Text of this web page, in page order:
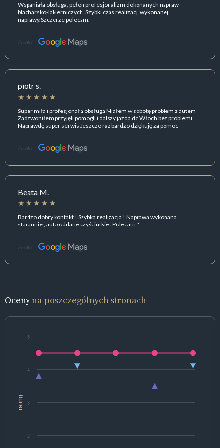
Wspaniała obsługa, pełen profesjonalizm dokonanych napraw
blacharsko-lakierniczych. Szybki czas realizacji wykonanej
naprawy.Szczerze polecam.
Źródło:
piotr s.
Super miła i profesjonał a obsługa Miałem w sobotę problem z autem
Zadzwoniłem przyjęli pomogli i dalszy jazda do Włoch bez problemu
Naprawdę super serwis Jeszcze raz bardzo dziękuję za pomoc
Źródło:
Beata M.
Bardzo dobry kontakt ! Szybka realizacja ! Naprawa wykonana
starannie , auto oddane czyściutkie . Polecam ?
Źródło:
Ocenyna poszczególnych stronach
rating
2
3
4
5